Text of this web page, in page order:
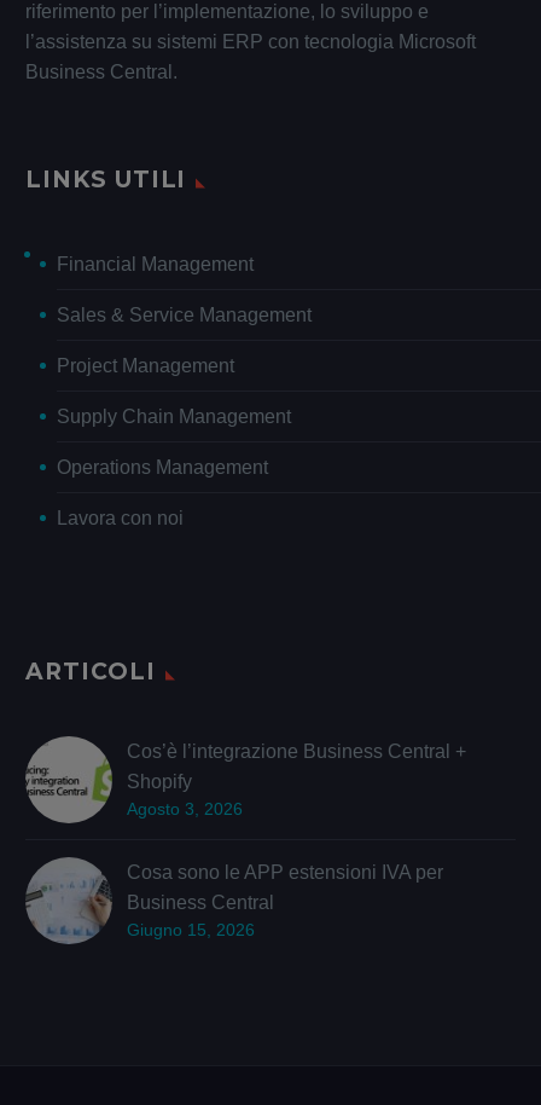
riferimento per l’implementazione, lo sviluppo e
l’assistenza su sistemi ERP con tecnologia Microsoft
Business Central.
LINKS UTILI
Financial Management
Sales & Service Management
Project Management
Supply Chain Management
Operations Management
Lavora con noi
ARTICOLI
Cos’è l’integrazione Business Central +
Shopify
Agosto 3, 2026
Cosa sono le APP estensioni IVA per
Business Central
Giugno 15, 2026